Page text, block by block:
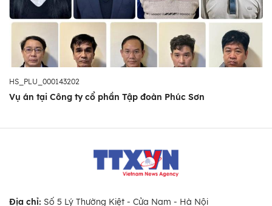
HS_PLU_000143202
Vụ án tại Công ty cổ phần Tập đoàn Phúc Sơn
Địa chỉ: Số 5 Lý Thường Kiệt - Cửa Nam - Hà Nội